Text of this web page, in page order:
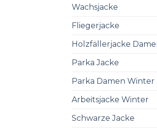
Wachsjacke
Fliegerjacke
Holzfällerjacke
Parka Jacke
Parka Damen Winter
Arbeitsjacke Winter
Schwarze Jacke